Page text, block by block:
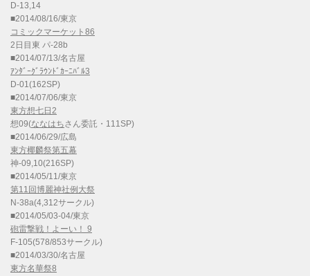
D-13,14
■2014/08/16/東京
コミックマーケット86
2日目東 パ-28b
■2014/07/13/名古屋
ｱﾝﾀﾞｰｸﾞﾗｳﾝﾄﾞｶｰﾆﾊﾞﾙ3
D-01(162SP)
■2014/07/06/東京
東方想七日2
想09(ななはちさん委託・111SP)
■2014/06/29/広島
東方椰麟祭第五幕
神-09,10(216SP)
■2014/05/11/東京
第11回博麗神社例大祭
N-38a(4,312サークル)
■2014/05/03-04/東京
砲雷撃戦！よーい！ 9
F-105(578/853サークル)
■2014/03/30/名古屋
東方名華祭8